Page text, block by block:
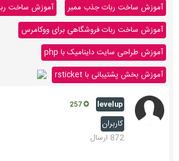
آموزش ساخت ربات جذب ممبر
آموزش ساخت
آموزش ساخت ربات فروشگاهی برای ووکامرس
آموزش طراحی سایت داینامیک با php
آموزش بخش پشتیبانی با rsticket
levelup
کاربران
872 ارسال